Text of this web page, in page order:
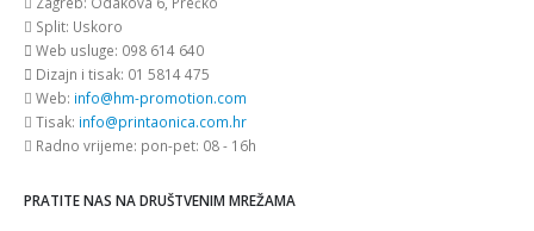
Split: Uskoro
Web usluge: 098 614 640
Dizajn i tisak: 01 5814 475
Web: info@hm-promotion.com
Tisak: info@printaonica.com.hr
Radno vrijeme: pon-pet: 08 - 16h
PRATITE NAS NA DRUŠTVENIM MREŽAMA